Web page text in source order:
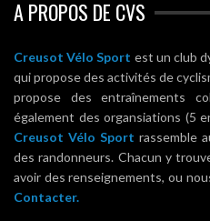
A PROPOS DE CVS
Creusot Vélo Sport est un club
qui propose des activités de
propose des entraînements
également des organsiations (5
Creusot Vélo Sport rassemble
des randonneurs. Chacun y
avoir des renseignements, ou
Contacter.